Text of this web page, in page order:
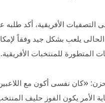
الأفريقية، أكد طلبه
يلعب بشكل جيد وفقاً
المتطورة للمنتخبات الأفريقية.
«كان نفسى أكون مع
الأمر يكون الفوز حليف